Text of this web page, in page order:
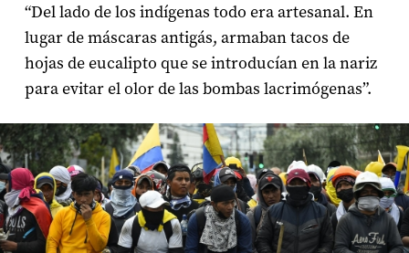
“Del lado de los indígenas todo era artesanal. En
lugar de máscaras antigás, armaban tacos de
hojas de eucalipto que se introducían en la nariz
para evitar el olor de las bombas lacrimógenas”.